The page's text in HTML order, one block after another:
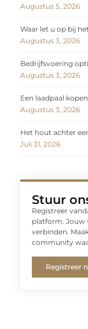
Augustus 5, 2026
Waar let u op bij
Augustus 3, 2026
Bedrijfsvoering
Augustus 3, 2026
Een laadpaal
Augustus 3, 2026
Het hout achter
Juli 31, 2026
Stuur
Registreer
platform. Jouw
verbinden.
community
Registreer